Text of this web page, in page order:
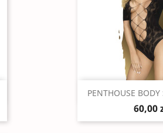
Szybki
PENTHOUSE
60,00